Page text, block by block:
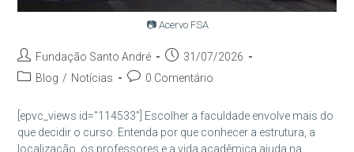
📷 Acervo FSA
Autor
do
Fundação Santo André
Post
publicado:
31/07/2026
Categoria
post:
Blog / Notícias
Comentários
post:
0 Comentário
[epvc_views id="114533"] Escolher a faculdade envolve mais do
que decidir o curso. Entenda por que conhecer a estrutura, a
localização, os professores e a vida acadêmica ajuda na